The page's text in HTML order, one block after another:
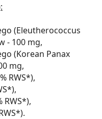
(Eleutherococcus
- 100 mg,
(Korean Panax
mg,
RWS*),
RWS*),